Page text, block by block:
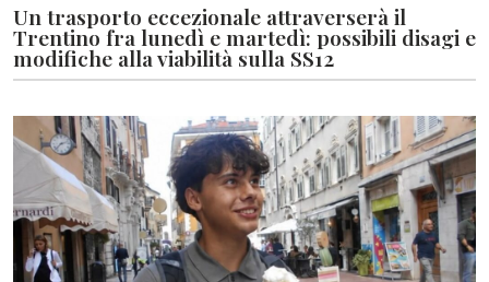
Un trasporto eccezionale attraverserà il
Trentino fra lunedì e martedì: possibili disagi e
modifiche alla viabilità sulla SS12